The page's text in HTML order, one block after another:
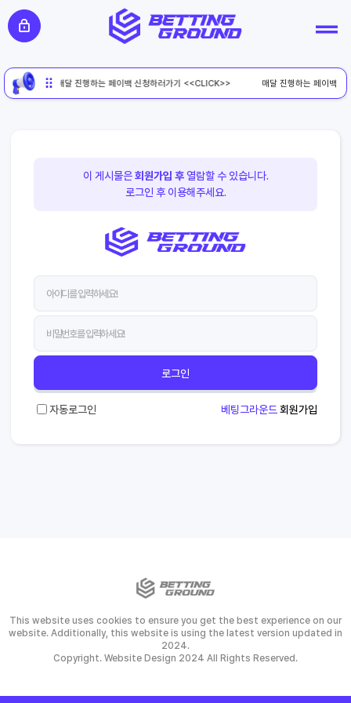
매달 진행하는 페이백 신청하러가기 <<CLICK>> 매달 진행하는 페이백
이 게시물은회원가입 후열람할 수 있습니다.
로그인 후 이용해주세요.
로그인
자동로그인 베팅그라운드 회원가입
This website uses cookies to ensure you get the best experience on our
website. Additionally, this website is using the latest version updated in
2024.
Copyright. Website Design 2024 All Rights Reserved.